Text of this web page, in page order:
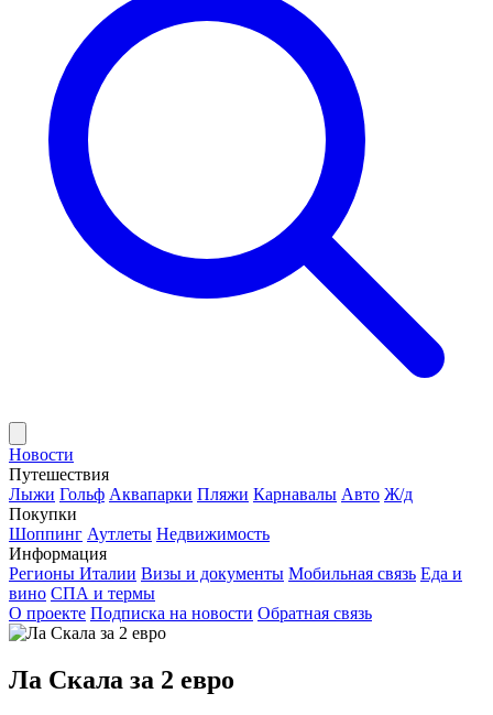
Новости
Путешествия
Лыжи Гольф Аквапарки Пляжи Карнавалы Авто Ж/д
Покупки
Шоппинг Аутлеты Недвижимость
Информация
Регионы Италии Визы и документы Мобильная связь Еда и
вино СПА и термы
О проекте Подписка на новости Обратная связь
Ла Скала за 2 евро